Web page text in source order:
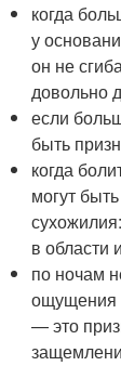
когда
у
он не
довольно
если
быть
когда
могут
в области
по ночам
ощущения
— это